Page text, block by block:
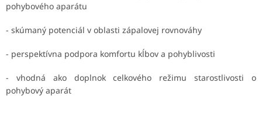
pohybového aparátu
- skúmaný potenciál v oblasti zápalovej rovnováhy
- perspektívna podpora komfortu kĺbov a pohyblivosti
- vhodná ako doplnok celkového režimu starostlivosti o
pohybový aparát